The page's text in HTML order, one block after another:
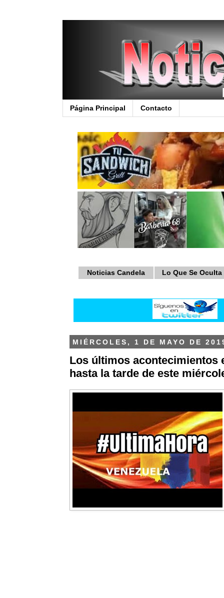
Página Principal Contacto
Noticias Candela Lo Que Se Oculta
MIÉRCOLES, 1 DE MAYO DE
Los últimos acontecimientos
hasta la tarde de este